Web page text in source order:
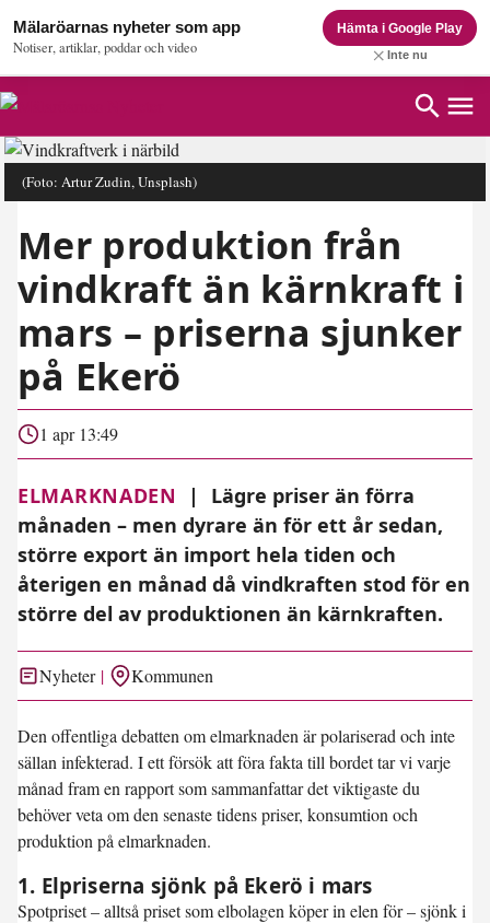
Mälaröarnas nyheter som app
Notiser, artiklar, poddar och video
Hämta i Google Play
Inte nu
(Foto: Artur Zudin, Unsplash)
Mer produktion från
vindkraft än kärnkraft i
mars – priserna sjunker
på Ekerö
1 apr 13:49
ELMARKNADEN |
Lägre priser än förra
månaden – men dyrare än för ett år sedan,
större export än import hela tiden och
återigen en månad då vindkraften stod för en
större del av produktionen än kärnkraften.
Nyheter Kommunen
Den offentliga debatten om elmarknaden är polariserad och inte
sällan infekterad. I ett försök att föra fakta till bordet tar vi varje
månad fram en rapport som sammanfattar det viktigaste du
behöver veta om den senaste tidens priser, konsumtion och
produktion på elmarknaden.
1. Elpriserna sjönk på Ekerö i mars
Spotpriset – alltså priset som elbolagen köper in elen för – sjönk i